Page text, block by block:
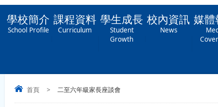
學校簡介
School Profile
課程資料
Curriculum
學生成長
Student
Growth
校內資訊
News
媒
首頁 > 二至六年級家長座談會